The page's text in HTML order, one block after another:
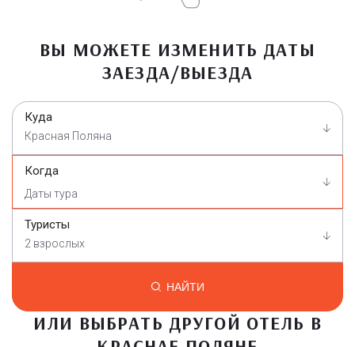
ВЫ МОЖЕТЕ ИЗМЕНИТЬ ДАТЫ
ЗАЕЗДА/ВЫЕЗДА
Куда
Красная Поляна
Когда
Туристы
2 взрослых
НАЙТИ
ИЛИ ВЫБРАТЬ ДРУГОЙ ОТЕЛЬ В